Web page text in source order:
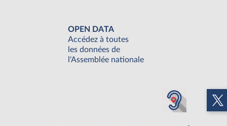
OPEN DATA
Accédez à toutes
les données de
l'Assemblée nationale